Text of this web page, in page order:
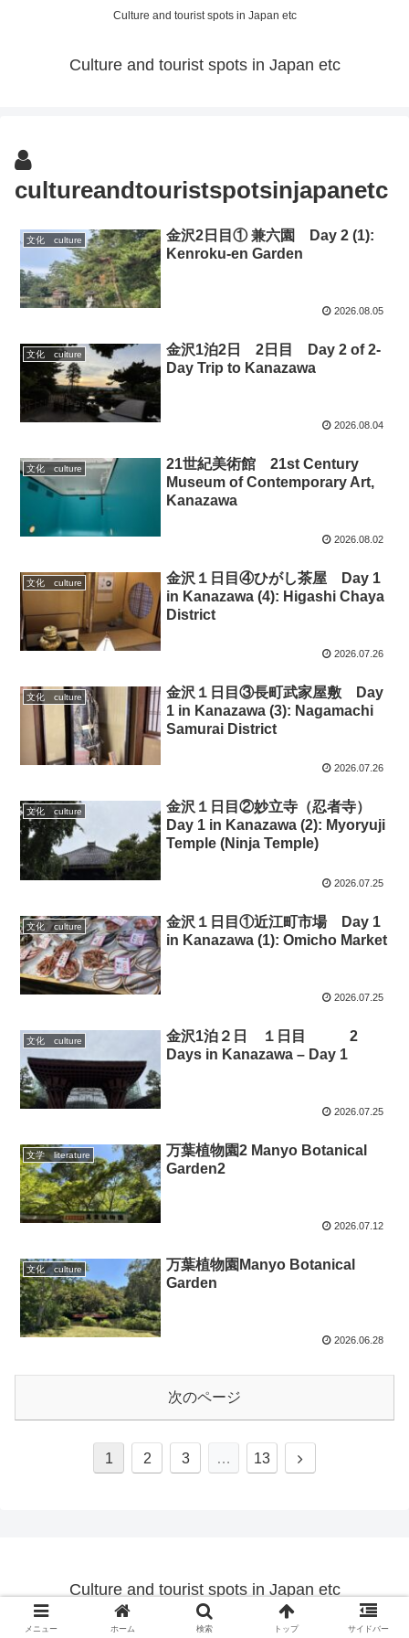
Culture and tourist spots in Japan etc
Culture and tourist spots in Japan etc
cultureandtouristspotsinjapanetc
文化 culture
金沢2日目① 兼六園 Day 2 (1):
Kenroku-en Garden
2026.08.05
文化 culture
金沢1泊2日 2日目 Day 2 of 2-
Day Trip to Kanazawa
2026.08.04
文化 culture
21世紀美術館 21st Century
Museum of Contemporary Art,
Kanazawa
2026.08.02
文化 culture
金沢１日目④ひがし茶屋 Day 1
in Kanazawa (4): Higashi Chaya
District
2026.07.26
文化 culture
金沢１日目③長町武家屋敷 Day
1 in Kanazawa (3): Nagamachi
Samurai District
2026.07.26
文化 culture
金沢１日目②妙立寺（忍者寺）
Day 1 in Kanazawa (2): Myoryuji
Temple (Ninja Temple)
2026.07.25
文化 culture
金沢１日目①近江町市場 Day 1
in Kanazawa (1): Omicho Market
2026.07.25
文化 culture
金沢1泊２日 １日目 2
Days in Kanazawa – Day 1
2026.07.25
文学 literature
万葉植物園2 Manyo Botanical
Garden2
2026.07.12
文化 culture
万葉植物園Manyo Botanical
Garden
2026.06.28
次のページ
1 2 3 … 13
Culture and tourist spots in Japan etc
© 2023 Culture and tourist spots in Japan etc.
メニュー ホーム 検索 トップ サイドバー